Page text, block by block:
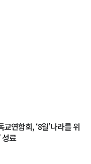
교연합회, ‘8월’나라를 위
성료